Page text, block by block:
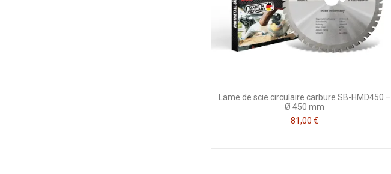
Lame de scie circulaire carbure SB-HMD450 –
Ø 450 mm
81,00 €